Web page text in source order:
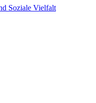
Soziale Vielfalt